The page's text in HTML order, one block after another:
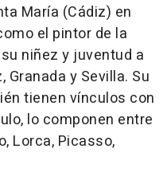
María (Cádiz) en
el pintor de la
niñez y juventud a
Granada y Sevilla. Su
tienen vínculos con
lo componen entre
Lorca, Picasso,